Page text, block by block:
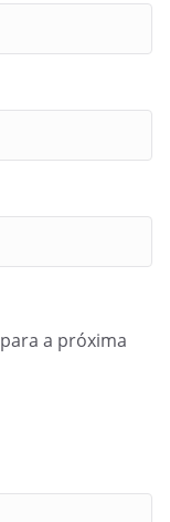
a próxima